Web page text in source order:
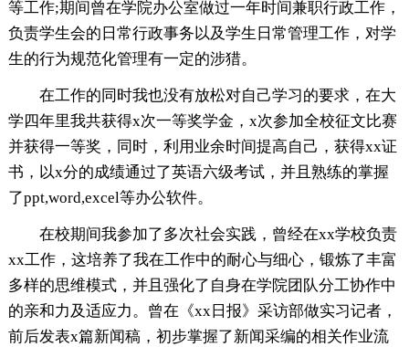
等工作;期间曾在学院办公室做过一年时间兼职行政工作，
负责学生会的日常行政事务以及学生日常管理工作，对学
生的行为规范化管理有一定的涉猎。
在工作的同时我也没有放松对自己学习的要求，在大
学四年里我共获得x次一等奖学金，x次参加全校征文比赛
并获得一等奖，同时，利用业余时间提高自己，获得xx证
书，以x分的成绩通过了英语六级考试，并且熟练的掌握
了ppt,word,excel等办公软件。
在校期间我参加了多次社会实践，曾经在xx学校负责
xx工作，这培养了我在工作中的耐心与细心，锻炼了丰富
多样的思维模式，并且强化了自身在学院团队分工协作中
的亲和力及适应力。曾在《xx日报》采访部做实习记者，
前后发表x篇新闻稿，初步掌握了新闻采编的相关作业流